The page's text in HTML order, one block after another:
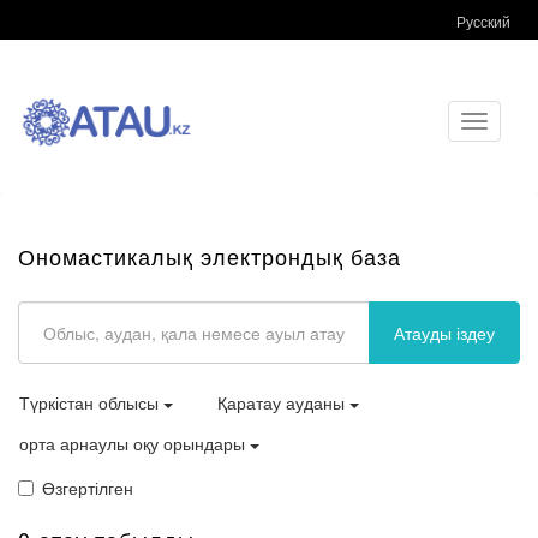
Русский
Toggle
Ономастикалық электрондық база
Атауды іздеу
Түркістан облысы
Қаратау ауданы
орта арнаулы оқу орындары
Өзгертілген